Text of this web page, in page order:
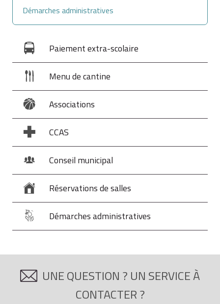
Démarches administratives
Paiement extra-scolaire
Menu de cantine
Associations
CCAS
Conseil municipal
Réservations de salles
Démarches administratives
UNE QUESTION ? UN SERVICE À
CONTACTER ?